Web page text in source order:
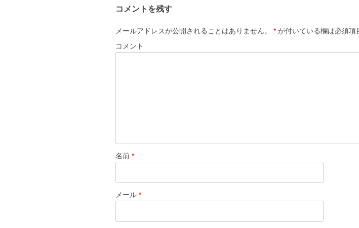
コメントを残す
メールアドレスが公開されることはありません。 *が付いている欄は必須項
コメント
名前 *
メール *